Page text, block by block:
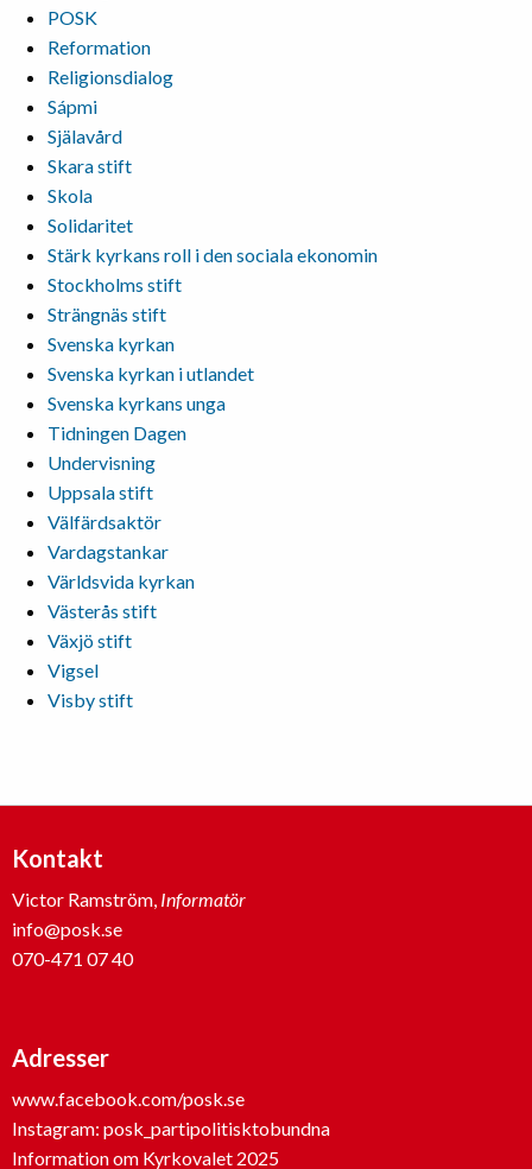
POSK
Reformation
Religionsdialog
Sápmi
Själavård
Skara stift
Skola
Solidaritet
Stärk kyrkans roll i den sociala ekonomin
Stockholms stift
Strängnäs stift
Svenska kyrkan
Svenska kyrkan i utlandet
Svenska kyrkans unga
Tidningen Dagen
Undervisning
Uppsala stift
Välfärdsaktör
Vardagstankar
Världsvida kyrkan
Västerås stift
Växjö stift
Vigsel
Visby stift
Kontakt
Victor Ramström, Informatör
info@posk.se
070-471 07 40
Adresser
www.facebook.com/posk.se
Instagram: posk_partipolitisktobundna
Information om Kyrkovalet 2025